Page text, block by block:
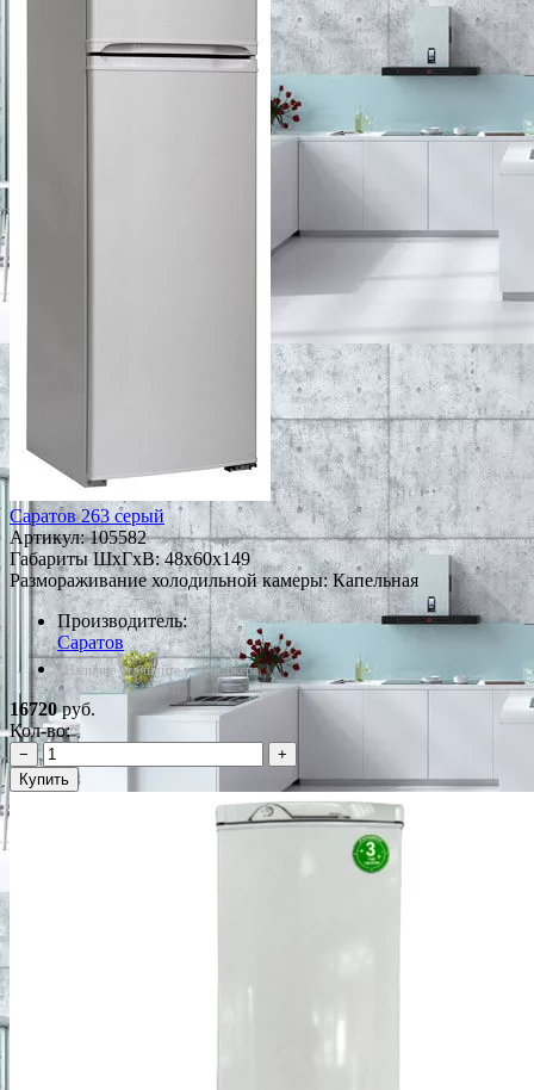
Саратов 263 серый
Артикул:105582
Габариты ШxГxВ: 48x60x149
Размораживание холодильной камеры: Капельная
Производитель:
Саратов
*Наличие уточняйте у менеджера
16720руб.
Кол-во:
−
+
Купить